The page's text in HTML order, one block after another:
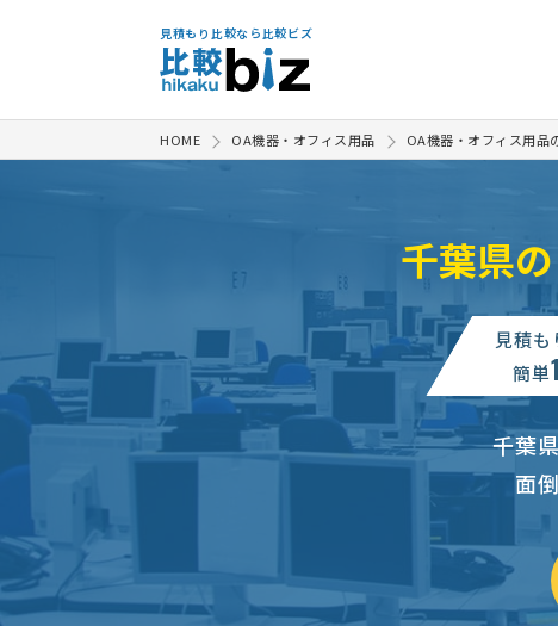
見積もり比較なら比較ビズ
HOME OA機器・オフィス用品 OA機器・オフィス用品
千葉県
見積も
簡単
千葉
面